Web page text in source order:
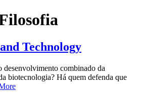
Technology
desenvolvimento combinado da
biotecnologia? Há quem defenda que